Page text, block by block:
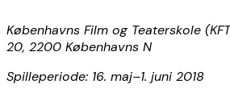
Københavns Film og Teaterskole
20, 2200 Københavns N
Spilleperiode: 16. maj–1. juni 2018